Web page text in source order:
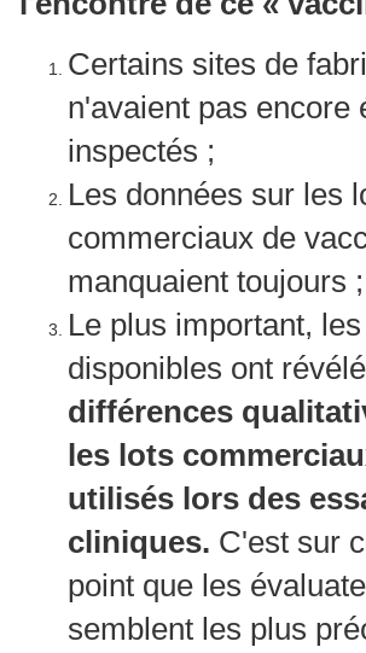
Certains sites de
n'avaient pas encore
inspectés ;
Les données sur les
commerciaux de
manquaient toujours ;
Le plus important,
disponibles ont révélé
différences
les lots
utilisés lors des
cliniques. C'est sur
point que les
semblent les plus